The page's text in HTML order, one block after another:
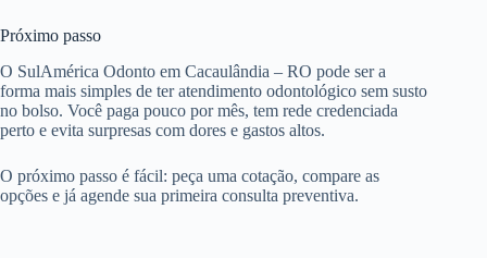
Próximo passo
O SulAmérica Odonto em Cacaulândia – RO pode ser a
forma mais simples de ter atendimento odontológico sem susto
no bolso. Você paga pouco por mês, tem rede credenciada
perto e evita surpresas com dores e gastos altos.
O próximo passo é fácil: peça uma cotação, compare as
opções e já agende sua primeira consulta preventiva.